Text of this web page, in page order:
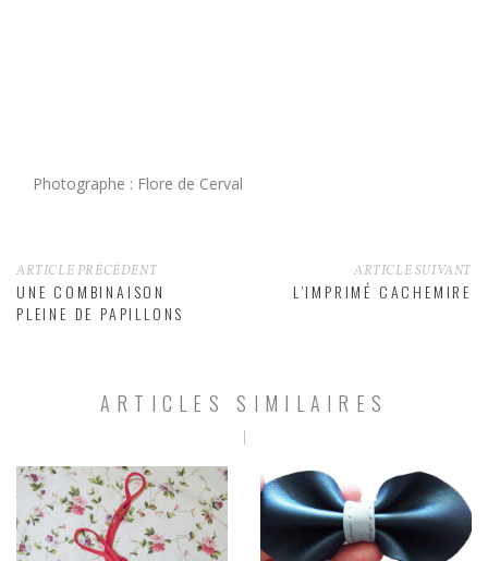
Photographe : Flore de Cerval
ARTICLE PRÉCÉDENT
UNE COMBINAISON
PLEINE DE PAPILLONS
ARTICLE SUIVANT
L’IMPRIMÉ CACHEMIRE
ARTICLES SIMILAIRES